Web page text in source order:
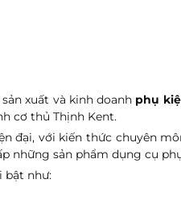
xuất và kinh doanh phụ
cơ thủ Thịnh Kent.
đại, với kiến thức chuyên
những sản phẩm dụng cụ
bật như: